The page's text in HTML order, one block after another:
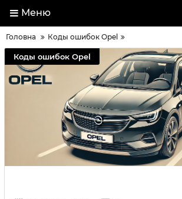
Меню
Головна Коды ошибок Opel
Коды ошибок Opel